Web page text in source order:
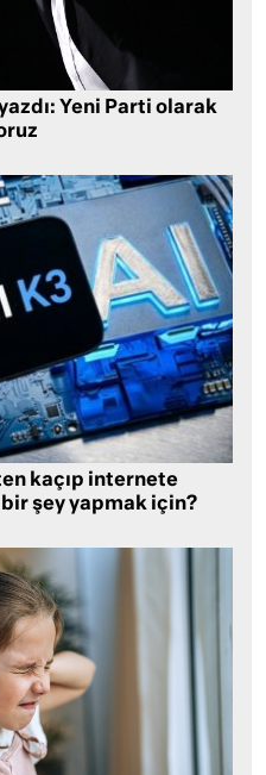
Yeni Parti olarak
kaçıp internete
şey yapmak için?